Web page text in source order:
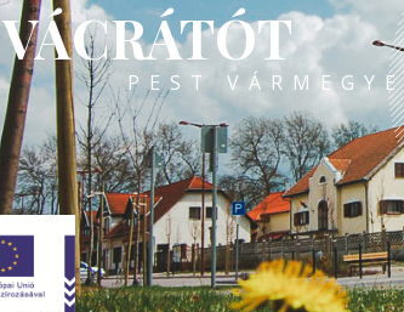
VÁCRÁTÓT
PEST VÁRMEGYE